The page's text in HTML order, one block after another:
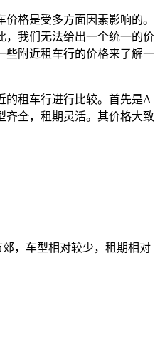
格是受多方面因素影响的。
，我们无法给出一个统一的价
些附近租车行的价格来了解一
的租车行进行比较。首先是A
齐全，租期灵活。其价格大致
，车型相对较少，租期相对